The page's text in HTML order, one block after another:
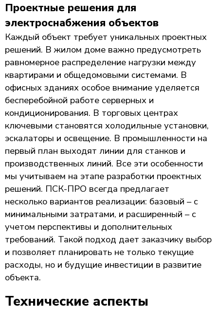
Проектные решения для
электроснабжения объектов
Каждый объект требует уникальных проектных
решений. В жилом доме важно предусмотреть
равномерное распределение нагрузки между
квартирами и общедомовыми системами. В
офисных зданиях особое внимание уделяется
бесперебойной работе серверных и
кондиционирования. В торговых центрах
ключевыми становятся холодильные установки,
эскалаторы и освещение. В промышленности на
первый план выходят линии для станков и
производственных линий. Все эти особенности
мы учитываем на этапе разработки проектных
решений. ПСК-ПРО всегда предлагает
несколько вариантов реализации: базовый – с
минимальными затратами, и расширенный – с
учетом перспективы и дополнительных
требований. Такой подход дает заказчику выбор
и позволяет планировать не только текущие
расходы, но и будущие инвестиции в развитие
объекта.
Технические аспекты